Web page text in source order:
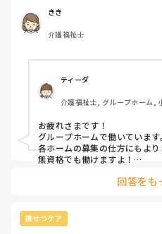
きき
介護福祉士
ティーダ
介護福祉士, グループホーム,
お疲れさまです！
グループホームで働いています。
各ホームの募集の仕方にもよ
無資格でも働けますよ！
認知症に関してはもしかしたら
ただ、グループホームは利用者
出来る職員がいて基本はは全て
回答をも
排せつケア